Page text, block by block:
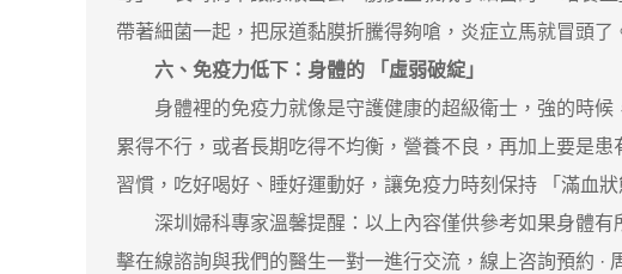
帶著細菌一起，把尿道黏膜折騰得夠嗆，炎症立馬就冒頭了
六、免疫力低下：身體的 「虛弱破綻」
身體裡的免疫力就像是守護健康的超級衛士，強的時候
累得不行，或者長期吃得不均衡，營養不良，再加上要是
習慣，吃好喝好、睡好運動好，讓免疫力時刻保持 「滿血
深圳婦科專家溫馨提醒：以上內容僅供參考如果身體有
擊在線諮詢與我們的醫生一對一進行交流，線上咨詢預約 ·